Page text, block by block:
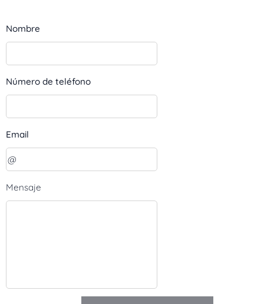
Nombre
Número de teléfono
Email
Mensaje